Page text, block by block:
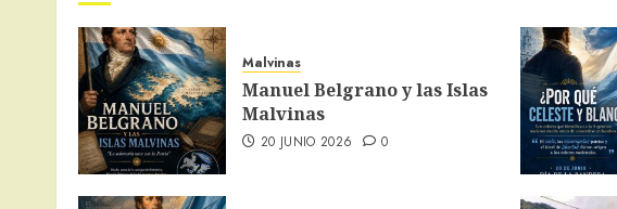
Malvinas
Manuel Belgrano y las Islas
Malvinas
20 JUNIO 2026 0